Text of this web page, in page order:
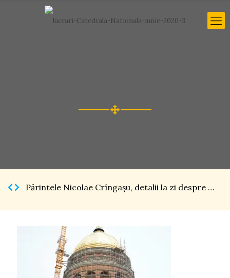
Părintele Nicolae Crîngaşu, detalii la zi despre Catedrala Naţională […]